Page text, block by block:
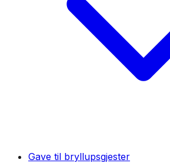
Gave til bryllupsgjester